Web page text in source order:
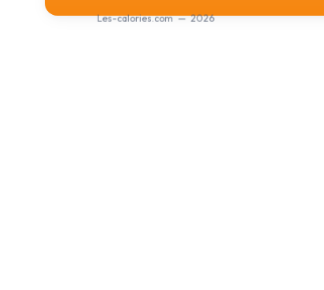
Les-calories.com — 2026